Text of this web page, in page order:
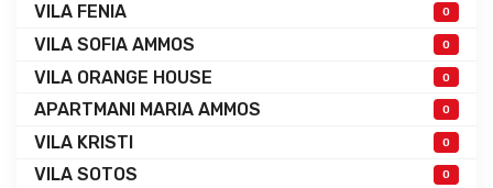
VILA FENIA 0
VILA SOFIA AMMOS 0
VILA ORANGE HOUSE 0
APARTMANI MARIA AMMOS 0
VILA KRISTI 0
VILA SOTOS 0